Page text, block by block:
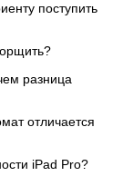
поступить
разница
отличается
iPad Pro?